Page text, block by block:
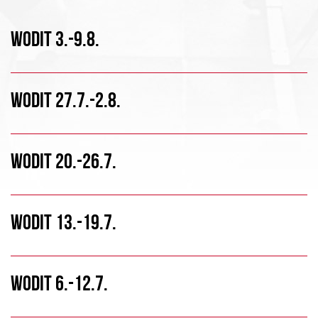
WODIT 3.-9.8.
WODIT 27.7.-2.8.
WODIT 20.-26.7.
WODIT 13.-19.7.
WODIT 6.-12.7.